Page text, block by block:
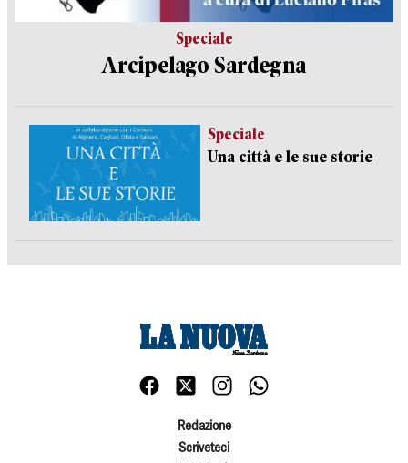
Speciale
Arcipelago Sardegna
Speciale
Una città e le sue storie
Redazione
Scriveteci